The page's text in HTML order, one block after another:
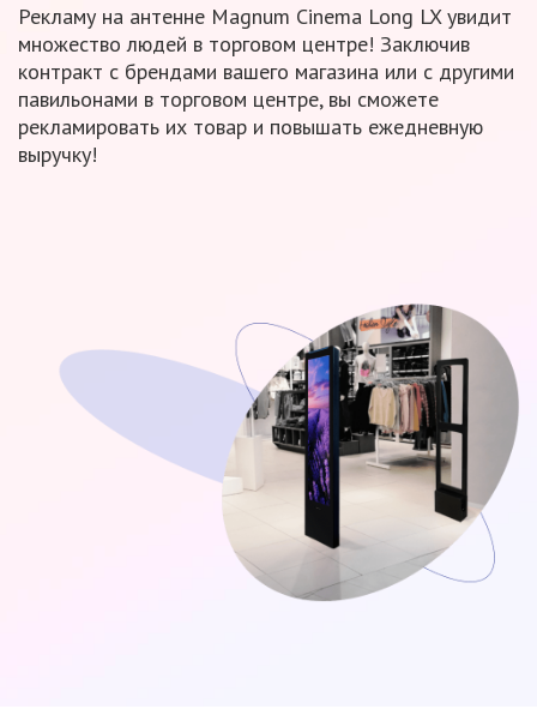
Рекламу на антенне Magnum Cinema Long LXувидит
множество людей в торговом центре! Заключив
контракт с брендами вашего магазина или с другими
павильонами в торговом центре, вы сможете
рекламировать их товар и повышать ежедневную
выручку!